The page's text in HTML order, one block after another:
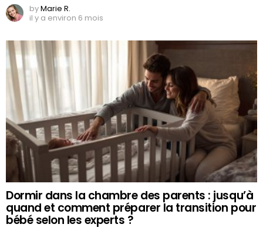
byMarie R.
il y a environ 6 mois
Dormir dans la chambre des parents : jusqu’à
quand et comment préparer la transition pour
bébé selon les experts ?